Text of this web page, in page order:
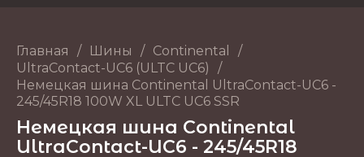
Главная / Шины / Continental
/
UltraContact-UC6 (ULTC UC6)
/
Немецкая шина Continental UltraContact-UC6 -
245/45R18 100W XL ULTC UC6 SSR
Немецкая шина Continental
UltraContact-UC6 - 245/45R18